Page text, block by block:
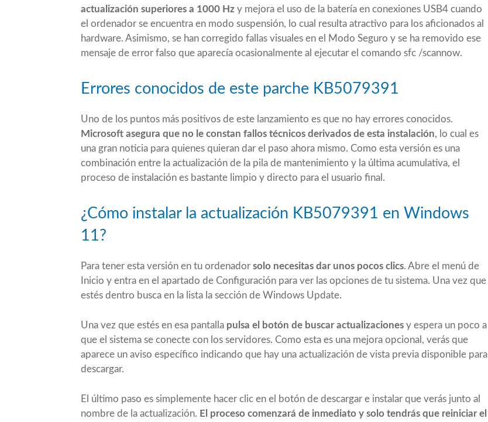
actualización superiores a 1000 Hz y mejora el uso de la batería en conexiones USB4 cuando
el ordenador se encuentra en modo suspensión, lo cual resulta atractivo para los aficionados al
hardware. Asimismo, se han corregido fallas visuales en el Modo Seguro y se ha removido ese
mensaje de error falso que aparecía ocasionalmente al ejecutar el comando sfc /scannow.
Errores conocidos de este parche KB5079391
Uno de los puntos más positivos de este lanzamiento es que no hay errores conocidos.
Microsoft asegura que no le constan fallos técnicos derivados de esta instalación, lo cual es
una gran noticia para quienes quieran dar el paso ahora mismo. Como esta versión es una
combinación entre la actualización de la pila de mantenimiento y la última acumulativa, el
proceso de instalación es bastante limpio y directo para el usuario final.
¿Cómo instalar la actualización KB5079391 en Windows
11?
Para tener esta versión en tu ordenador solo necesitas dar unos pocos clics. Abre el menú de
Inicio y entra en el apartado de Configuración para ver las opciones de tu sistema. Una vez que
estés dentro busca en la lista la sección de Windows Update.
Una vez que estés en esa pantalla pulsa el botón de buscar actualizaciones y espera un poco a
que el sistema se conecte con los servidores. Como esta es una mejora opcional, verás que
aparece un aviso específico indicando que hay una actualización de vista previa disponible para
descargar.
El último paso es simplemente hacer clic en el botón de descargar e instalar que verás junto al
nombre de la actualización. El proceso comenzará de inmediato y solo tendrás que reiniciar el